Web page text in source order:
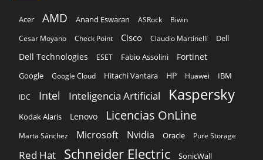
Acer AMD Anand Eswaran ASRock
Biwin
Cesar Moyano
Check Point Cisco Claudio Martinelli Dell
Dell Technologies ESET Fabio Assolini Fortinet
Google Google Cloud Hitachi Vantara HP Huawei IBM
IDC Intel Inteligencia Artificial Kaspersky
Kodak Alaris Lenovo Licencias OnLine
Marta Sánchez Microsoft Nvidia Oracle Pure Storage
Red Hat Schneider Electric SonicWall